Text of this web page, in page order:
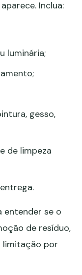
Inclua:
luminária;
gesso,
de limpeza
entender se o
de resíduo,
limitação por